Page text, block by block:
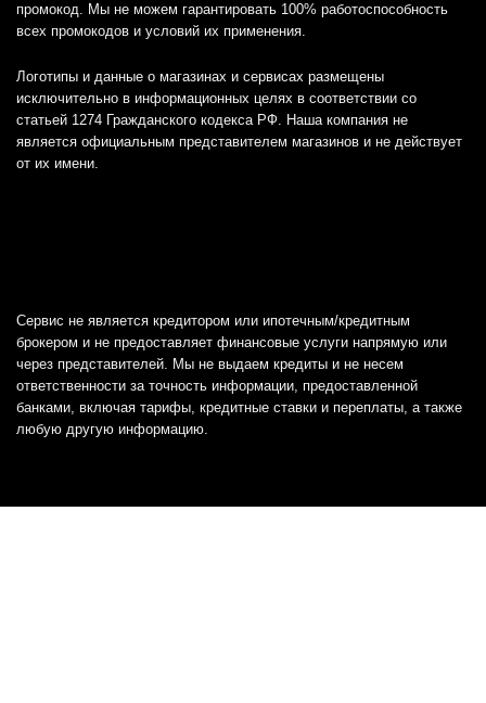
промокод. Мы не можем гарантировать 100% работоспособность
всех промокодов и условий их применения.
Логотипы и данные о магазинах и сервисах размещены
исключительно в информационных целях в соответствии со
статьей 1274 Гражданского кодекса РФ. Наша компания не
является официальным представителем магазинов и не действует
от их имени.
Сервис не является кредитором или ипотечным/кредитным
брокером и не предоставляет финансовые услуги напрямую или
через представителей. Мы не выдаем кредиты и не несем
ответственности за точность информации, предоставленной
банками, включая тарифы, кредитные ставки и переплаты, а также
любую другую информацию.